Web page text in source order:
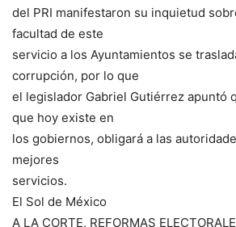
del PRI manifestaron su inquietud
facultad de este
servicio a los Ayuntamientos se
corrupción, por lo que
el legislador Gabriel Gutiérrez apuntó
que hoy existe en
los gobiernos, obligará a las
mejores
servicios.
El Sol de México
A LA CORTE, REFORMAS